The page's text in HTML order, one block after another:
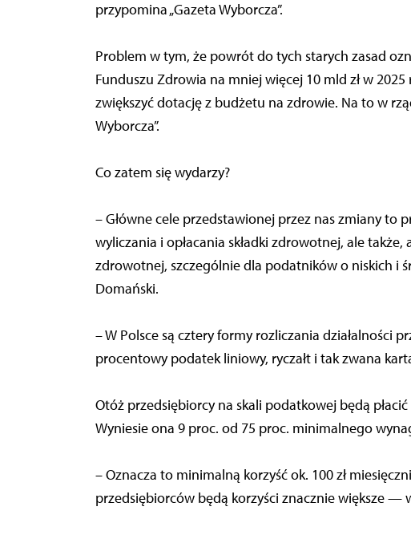
przypomina „Gazeta Wyborcza”.
Problem w tym, że powrót do tych starych zasad
Funduszu Zdrowia na mniej więcej 10 mld zł w
zwiększyć dotację z budżetu na zdrowie. Na to w
Wyborcza”.
Co zatem się wydarzy?
– Główne cele przedstawionej przez nas zmiany to
wyliczania i opłacania składki zdrowotnej, ale
zdrowotnej, szczególnie dla podatników o niskich i
Domański.
– W Polsce są cztery formy rozliczania działalności
procentowy podatek liniowy, ryczałt i tak zwana
Otóż przedsiębiorcy na skali podatkowej będą
Wyniesie ona 9 proc. od 75 proc. minimalnego
– Oznacza to minimalną korzyść ok. 100 zł
przedsiębiorców będą korzyści znacznie większe —